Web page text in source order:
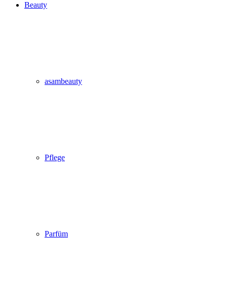
Beauty
asambeauty
Pflege
Parfüm